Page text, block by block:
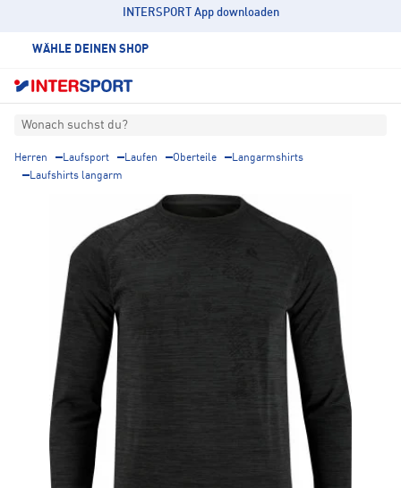
INTERSPORT App downloaden
WÄHLE DEINEN SHOP
Wonach suchst du?
Herren Laufsport Laufen Oberteile
Langarmshirts
Laufshirts langarm